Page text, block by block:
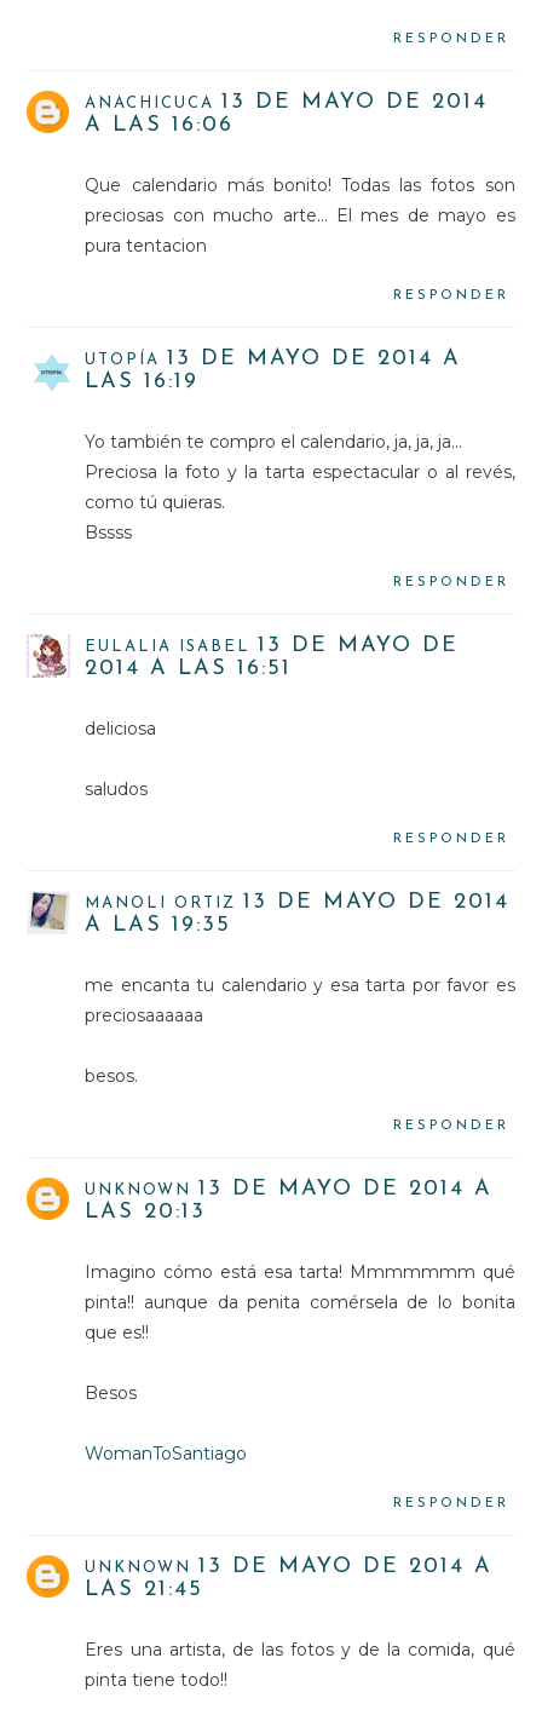
RESPONDER
ANACHICUCA
13 DE MAYO DE 2014
A LAS 16:06
Que calendario más bonito! Todas las fotos son
preciosas con mucho arte... El mes de mayo es
pura tentacion
RESPONDER
UTOPÍA
13 DE MAYO DE 2014 A
LAS 16:19
Yo también te compro el calendario, ja, ja, ja...
Preciosa la foto y la tarta espectacular o al revés,
como tú quieras.
Bssss
RESPONDER
EULALIA ISABEL
13 DE MAYO DE
2014 A LAS 16:51
deliciosa
saludos
RESPONDER
MANOLI ORTIZ
13 DE MAYO DE 2014
A LAS 19:35
me encanta tu calendario y esa tarta por favor es
preciosaaaaaa
besos.
RESPONDER
UNKNOWN
13 DE MAYO DE 2014 A
LAS 20:13
Imagino cómo está esa tarta! Mmmmmmm qué
pinta!! aunque da penita comérsela de lo bonita
que es!!
Besos
WomanToSantiago
RESPONDER
UNKNOWN
13 DE MAYO DE 2014 A
LAS 21:45
Eres una artista, de las fotos y de la comida, qué
pinta tiene todo!!